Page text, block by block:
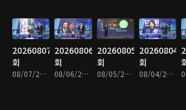
20260807
회
08/07/2026 • 1시간 35분
20260806
회
08/06/2026 • 1시간 34분
20260805
회
08/05/2026 • 1시간 35분
20260804
회
08/04/2026 • 1시간 33분